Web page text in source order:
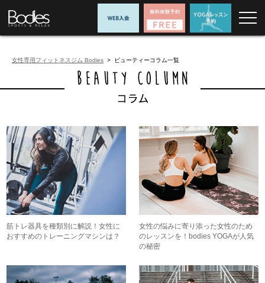
女性専用フィットネスジム Bodies > ビューティーコラム一覧
筋トレ器具を種類別に解説！女性に
おすすめのトレーニングマシンは？
女性の悩みに寄り添った女性のため
のレッスンを！bodies YOGAが人気
の秘密